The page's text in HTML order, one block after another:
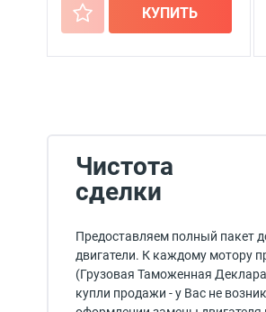
+ КУПИТЬ
Чистота
сделки
Предоставляем полный пакет
двигатели. К каждому мотору
(Грузовая Таможенная
купли продажи - у Вас не